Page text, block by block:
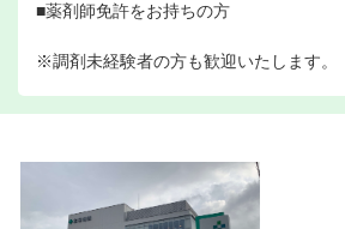
■薬剤師免許をお持ちの方
※調剤未経験者の方も歓迎いたします。